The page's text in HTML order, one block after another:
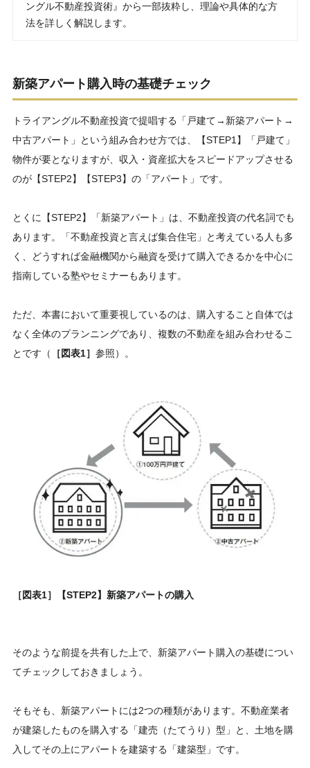
ングル不動産投資術』から一部抜粋し、理論や具体的な方
法を詳しく解説します。
新築アパート購入時の基礎チェック
トライアングル不動産投資で提唱する「戸建て→新築アパート→
中古アパート」という組み合わせ方では、【STEP1】「戸建て」
物件が要となりますが、収入・資産拡大をスピードアップさせる
のが【STEP2】【STEP3】の「アパート」です。
とくに【STEP2】「新築アパート」は、不動産投資の代名詞でも
あります。「不動産投資と言えば集合住宅」と考えている人も多
く、どうすれば金融機関から融資を受けて購入できるかを中心に
指南している塾やセミナーもあります。
ただ、本書において重要視しているのは、購入すること自体では
なく全体のプランニングであり、複数の不動産を組み合わせるこ
とです（
［図表1］ 参照）。
［図表1］【STEP2】新築アパートの購入
そのような前提を共有した上で、新築アパート購入の基礎につい
てチェックしておきましょう。
そもそも、新築アパートには2つの種類があります。不動産業者
が建築したものを購入する「建売（たてうり）型」と、土地を購
入してその上にアパートを建築する「建築型」です。